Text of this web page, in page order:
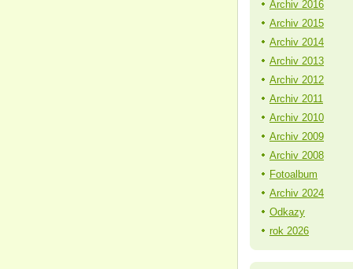
Archiv 2016
Archiv 2015
Archiv 2014
Archiv 2013
Archiv 2012
Archiv 2011
Archiv 2010
Archiv 2009
Archiv 2008
Fotoalbum
Archiv 2024
Odkazy
rok 2026